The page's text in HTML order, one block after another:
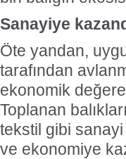
Sanayiye
Öte yandan,
tarafından
ekonomik
Toplanan
tekstil gibi
ve ekonomiye